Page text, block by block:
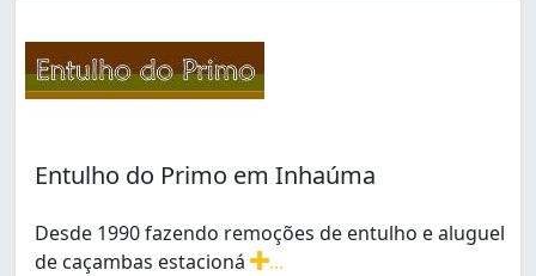
Entulho do Primo em Inhaúma
Desde 1990 fazendo remoções de entulho e aluguel
de caçambas estacioná